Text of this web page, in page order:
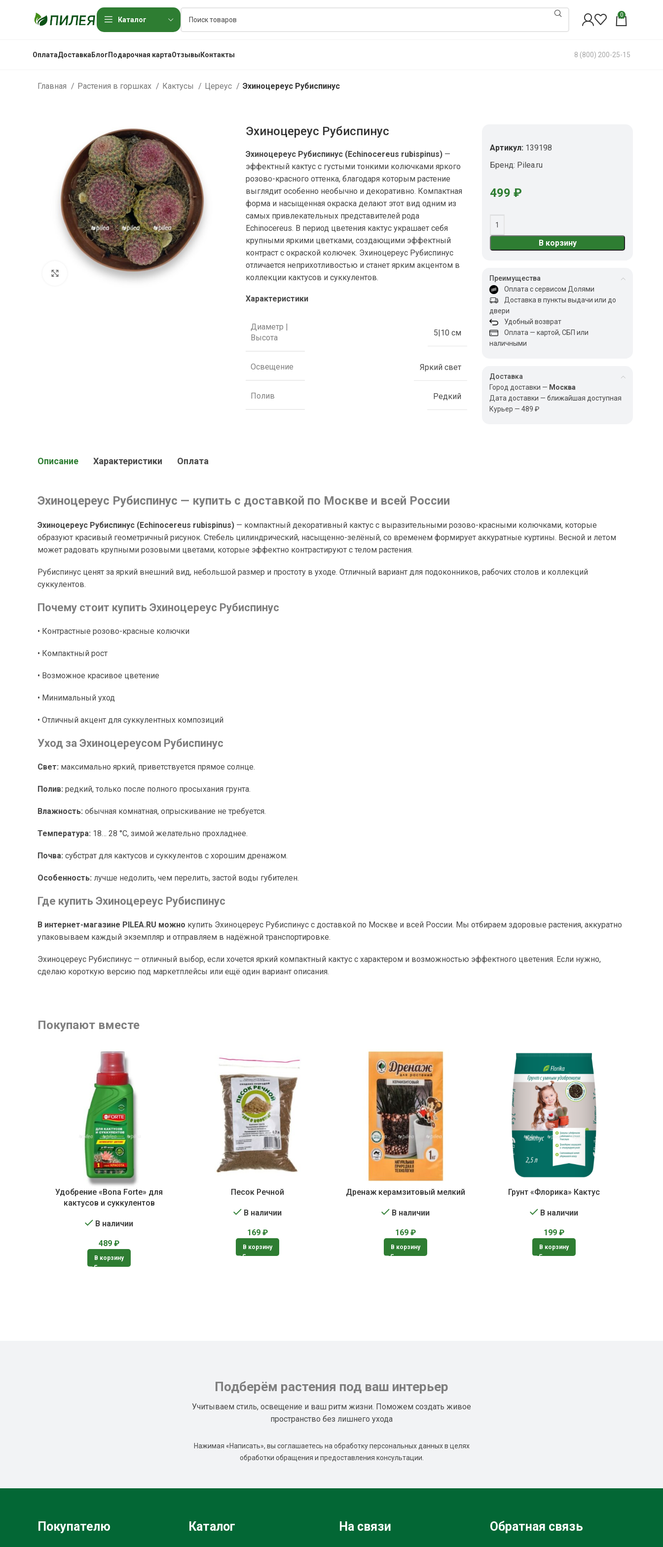
Каталог
0
ОплатаДоставка Блог Подарочная картаОтзывы Контакты 8 (800) 200-25-15
Главная Растения в горшках Кактусы Цереус Эхиноцереус Рубиспинус
Нажмите, чтобы увеличить
Эхиноцереус Рубиспинус
Эхиноцереус Рубиспинус (Echinocereus rubispinus) —
эффектный кактус с густыми тонкими колючками яркого
розово-красного оттенка, благодаря которым растение
выглядит особенно необычно и декоративно. Компактная
форма и насыщенная окраска делают этот вид одним из
самых привлекательных представителей рода
Echinocereus. В период цветения кактус украшает себя
крупными яркими цветками, создающими эффектный
контраст с окраской колючек. Эхиноцереус Рубиспинус
отличается неприхотливостью и станет ярким акцентом в
коллекции кактусов и суккулентов.
Характеристики
Диаметр |
Высота
5|10 см
Освещение Яркий свет
Полив Редкий
Артикул: 139198
Бренд: Pilea.ru
499₽
В корзину
Преимущества
Оплата с сервисом Долями
Доставка в пункты выдачи или до
двери
Удобный возврат
Оплата — картой, СБП или
наличными
Доставка
Город доставки — Москва
Дата доставки — ближайшая доступная
Курьер — 489 ₽
Описание Характеристики Оплата
Эхиноцереус Рубиспинус — купить с доставкой по Москве и всей России
Эхиноцереус Рубиспинус (Echinocereus rubispinus) — компактный декоративный кактус с выразительными розово-красными колючками, которые
образуют красивый геометричный рисунок. Стебель цилиндрический, насыщенно-зелёный, со временем формирует аккуратные куртины. Весной и летом
может радовать крупными розовыми цветами, которые эффектно контрастируют с телом растения.
Рубиспинус ценят за яркий внешний вид, небольшой размер и простоту в уходе. Отличный вариант для подоконников, рабочих столов и коллекций
суккулентов.
Почему стоит купить Эхиноцереус Рубиспинус
• Контрастные розово-красные колючки
• Компактный рост
• Возможное красивое цветение
• Минимальный уход
• Отличный акцент для суккулентных композиций
Уход за Эхиноцереусом Рубиспинус
Свет: максимально яркий, приветствуется прямое солнце.
Полив: редкий, только после полного просыхания грунта.
Влажность: обычная комнатная, опрыскивание не требуется.
Температура: 18… 28 °C, зимой желательно прохладнее.
Почва: субстрат для кактусов и суккулентов с хорошим дренажом.
Особенность: лучше недолить, чем перелить, застой воды губителен.
Где купить Эхиноцереус Рубиспинус
В интернет-магазине PILEA.RU можно купить Эхиноцереус Рубиспинус с доставкой по Москве и всей России. Мы отбираем здоровые растения, аккуратно
упаковываем каждый экземпляр и отправляем в надёжной транспортировке.
Эхиноцереус Рубиспинус — отличный выбор, если хочется яркий компактный кактус с характером и возможностью эффектного цветения. Если нужно,
сделаю короткую версию под маркетплейсы или ещё один вариант описания.
Покупают вместе
Удобрение «Bona Forte» для
кактусов и суккулентов
В наличии
489₽
В корзину
Песок Речной
В наличии
169 ₽
В корзину
Дренаж керамзитовый мелкий
В наличии
169₽
В корзину
Грунт «Флорика» Кактус
В наличии
199 ₽
В корзину
Подберём растения под ваш интерьер
Учитываем стиль, освещение и ваш ритм жизни. Поможем создать живое
пространство без лишнего ухода
Нажимая «Написать», вы соглашаетесь на обработку персональных данных в целях
обработки обращения и предоставления консультации.
Покупателю Каталог На связи Обратная связь